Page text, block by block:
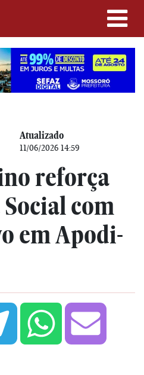
Atualizado
11/06/2026 14:59
reforça
com
em Apodi-